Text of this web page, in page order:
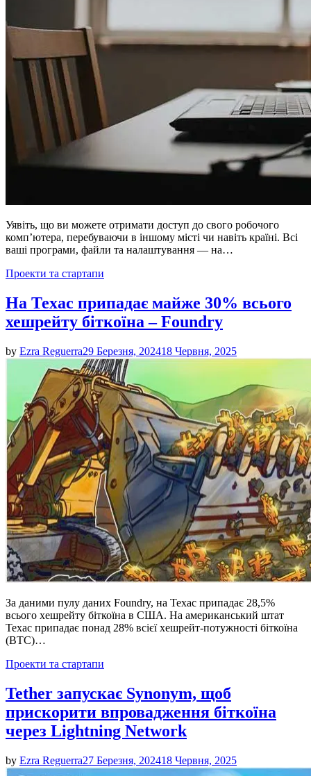
Уявіть, що ви можете отримати доступ до свого робочого
комп’ютера, перебуваючи в іншому місті чи навіть країні. Всі
ваші програми, файли та налаштування — на…
Posted
Проекти та стартапи
На Техас припадає майже 30% всього
хешрейту біткоїна – Foundry
by Ezra Reguerra29 Березня, 202418 Червня, 2025
За даними пулу даних Foundry, на Техас припадає 28,5%
всього хешрейту біткоїна в США. На американський штат
Техас припадає понад 28% всієї хешрейт-потужності біткоїна
(BTC)…
Posted
Проекти та стартапи
Tether запускає Synonym, щоб
прискорити впровадження біткоїна
через Lightning Network
by Ezra Reguerra27 Березня, 202418 Червня, 2025